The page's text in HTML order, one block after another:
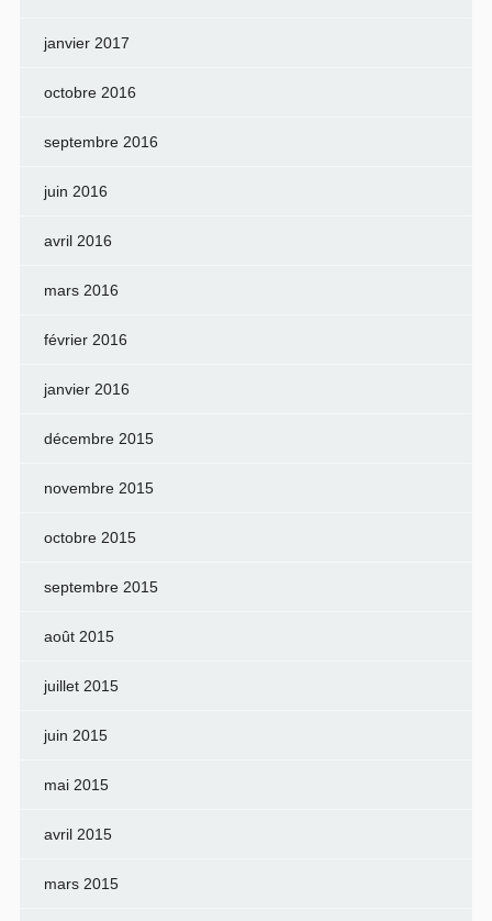
janvier 2017
octobre 2016
septembre 2016
juin 2016
avril 2016
mars 2016
février 2016
janvier 2016
décembre 2015
novembre 2015
octobre 2015
septembre 2015
août 2015
juillet 2015
juin 2015
mai 2015
avril 2015
mars 2015